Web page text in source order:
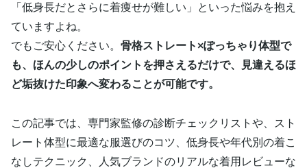
「低身長だとさらに着痩せが難しい」といった悩みを抱え
ていますよね。
でもご安心ください。 骨格ストレート×ぽっちゃり体型で
も、ほんの少しのポイントを押さえるだけで、見違えるほ
ど垢抜けた印象へ変わることが可能です。
この記事では、専門家監修の診断チェックリストや、スト
レート体型に最適な服選びのコツ、低身長や年代別の着こ
なしテクニック、人気ブランドのリアルな着用レビューな